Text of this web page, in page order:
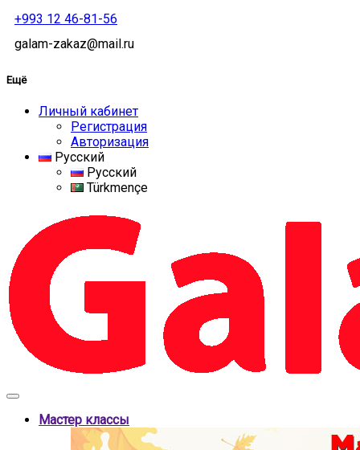
+993 12 46-81-56
galam-zakaz@mail.ru
Ещё
Личный кабинет
Регистрация
Авторизация
Русский
Русский
Türkmençe
Мастер классы